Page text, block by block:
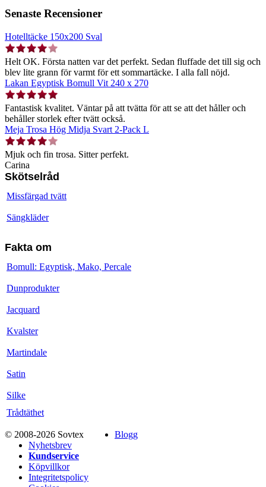
Senaste Recensioner
Hotelltäcke 150x200 Sval
Helt OK. Första natten var det perfekt. Sedan fluffade det till sig och
blev lite grann för varmt för ett sommartäcke. I alla fall nöjd.
Lakan Egyptisk Bomull Vit 240 x 270
Fantastisk kvalitet. Väntar på att tvätta för att se att det håller och
behåller storlek efter tvätt också.
Meja Trosa Hög Midja Svart 2-Pack L
Mjuk och fin trosa. Sitter perfekt.
Carina
Skötselråd
Missfärgad tvätt
Sängkläder
Fakta om
Bomull: Egyptisk, Mako, Percale
Dunprodukter
Jacquard
Kvalster
Martindale
Satin
Silke
Trådtäthet
© 2008-2026 Sovtex
Blogg
Nyhetsbrev
Kundservice
Köpvillkor
Integritetspolicy